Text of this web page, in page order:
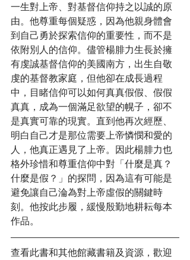
一生對上帝、對基督信仰持之以誠的原
由。他尊重每個疑惑，因為他親身體會
到自己勇於探索信仰的重要性，而不是
依附別人的信仰。儘管楊腓力生長於擁
有虔誠基督信仰的美國南方，出生自敬
虔的基督教家庭，但他卻在成長過程
中，目睹信仰可以如何真真假假、假假
真真，成為一個滿足欲望的幌子，卻不
是真實可靠的現實。直到他再次經歷、
明白自己才是那位需要上帝憐憫和愛的
人，他真正遇見了上帝。因此楊腓力也
格外珍惜和尊重信仰中對「什麼是真？
什麼是假？」的探問，因為這有可能是
避免讓自己淪為對上帝虛假的關鍵時
刻。他按此步履，緩慢殷勤地耕耘每本
作品。
查看此書和其他館藏書籍及資源，歡迎